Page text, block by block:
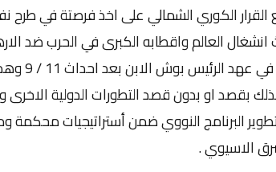
الكوري الشمالي على اخذ فرصتة في
حيث انشغال العالم واقطابه الكبرى في الحرب ضد
بقصد او بدون قصد التطورات الدولية الاخرى
البرنامج النووي ضمن أستراتيجيات
الاسيوي .